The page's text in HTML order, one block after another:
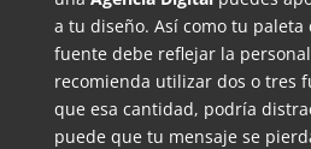
a tu diseño. Así como tu paleta
fuente debe reflejar la
recomienda utilizar dos o tres
que esa cantidad, podría
puede que tu mensaje se